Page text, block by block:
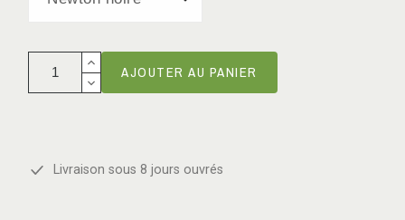
AJOUTER AU PANIER
Livraison sous 8 jours ouvrés